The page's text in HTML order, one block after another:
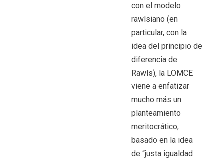
con el modelo
rawlsiano (en
particular, con la
idea del principio de
diferencia de
Rawls), la LOMCE
viene a enfatizar
mucho más un
planteamiento
meritocrático,
basado en la idea
de “justa igualdad